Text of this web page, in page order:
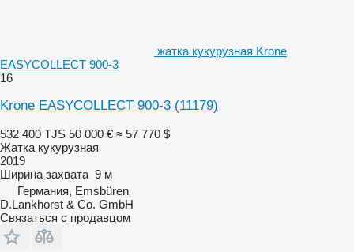
жатка кукурузная Krone
EASYCOLLECT 900-3
16
Krone EASYCOLLECT 900-3 (11179)
532 400 TJS 50 000 € ≈ 57 770 $
Жатка кукурузная
2019
Ширина захвата 9 м
Германия, Emsbüren
D.Lankhorst & Co. GmbH
Связаться с продавцом